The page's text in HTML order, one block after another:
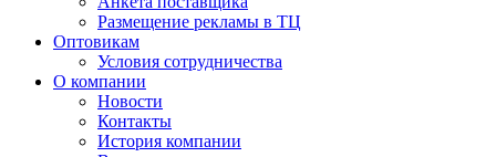
Размещение рекламы в ТЦ
Оптовикам
Условия сотрудничества
О компании
Новости
Контакты
История компании